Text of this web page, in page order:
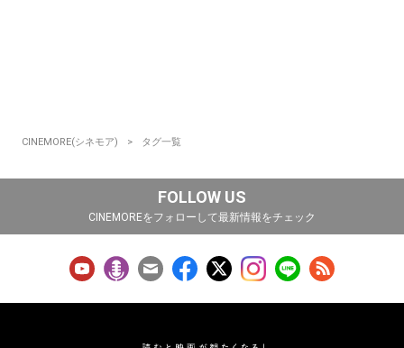
CINEMORE(シネモア) タグ一覧
FOLLOW US
CINEMOREをフォローして最新情報をチェック